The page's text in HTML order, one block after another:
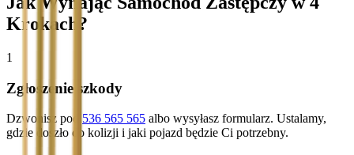
Krokach?
1
Zgłoszenie szkody
Dzwonisz pod 536 565 565 albo wysyłasz formularz. Ustalamy,
gdzie doszło do kolizji i jaki pojazd będzie Ci potrzebny.